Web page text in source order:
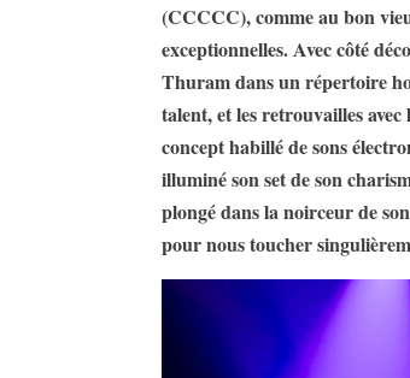
(CCCCC), comme au bon
exceptionnelles. Avec côté
Thuram dans un répertoire
talent, et les retrouvailles
concept habillé de sons
illuminé son set de son
plongé dans la noirceur de
pour nous toucher